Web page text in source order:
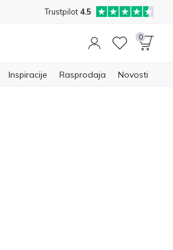
Trustpilot 4.5
0
Inspiracije Rasprodaja Novosti